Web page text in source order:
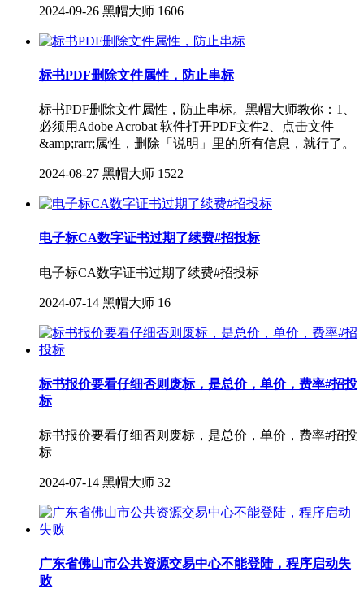
2024-09-26 黑帽大师 1606
标书PDF删除文件属性，防止串标
标书PDF删除文件属性，防止串标。黑帽大师教你：1、
必须用Adobe Acrobat 软件打开PDF文件2、点击文件
&amp;rarr;属性，删除「说明」里的所有信息，就行了。
2024-08-27 黑帽大师 1522
电子标CA数字证书过期了续费#招投标
电子标CA数字证书过期了续费#招投标
2024-07-14 黑帽大师 16
标书报价要看仔细否则废标，是总价，单价，费率#招投
标
标书报价要看仔细否则废标，是总价，单价，费率#招投
标
2024-07-14 黑帽大师 32
广东省佛山市公共资源交易中心不能登陆，程序启动失
败